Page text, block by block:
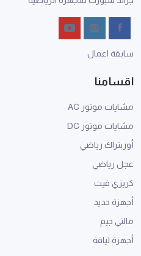
سابقة اعمال
اقسامنا
مشايات موتور AC
مشايات موتور DC
أوربتراك رياضي
عجل رياضي
كريزي فيت
أجهزة حديد
مالتي جيم
أجهزة لياقة